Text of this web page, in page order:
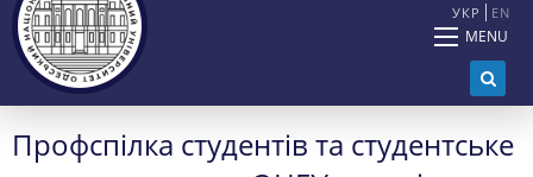
УКР EN
MENU
Профспілка студентів та студентське